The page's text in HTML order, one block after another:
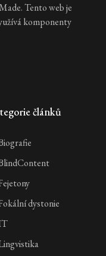
Tento web je
komponenty
článků
dystonie